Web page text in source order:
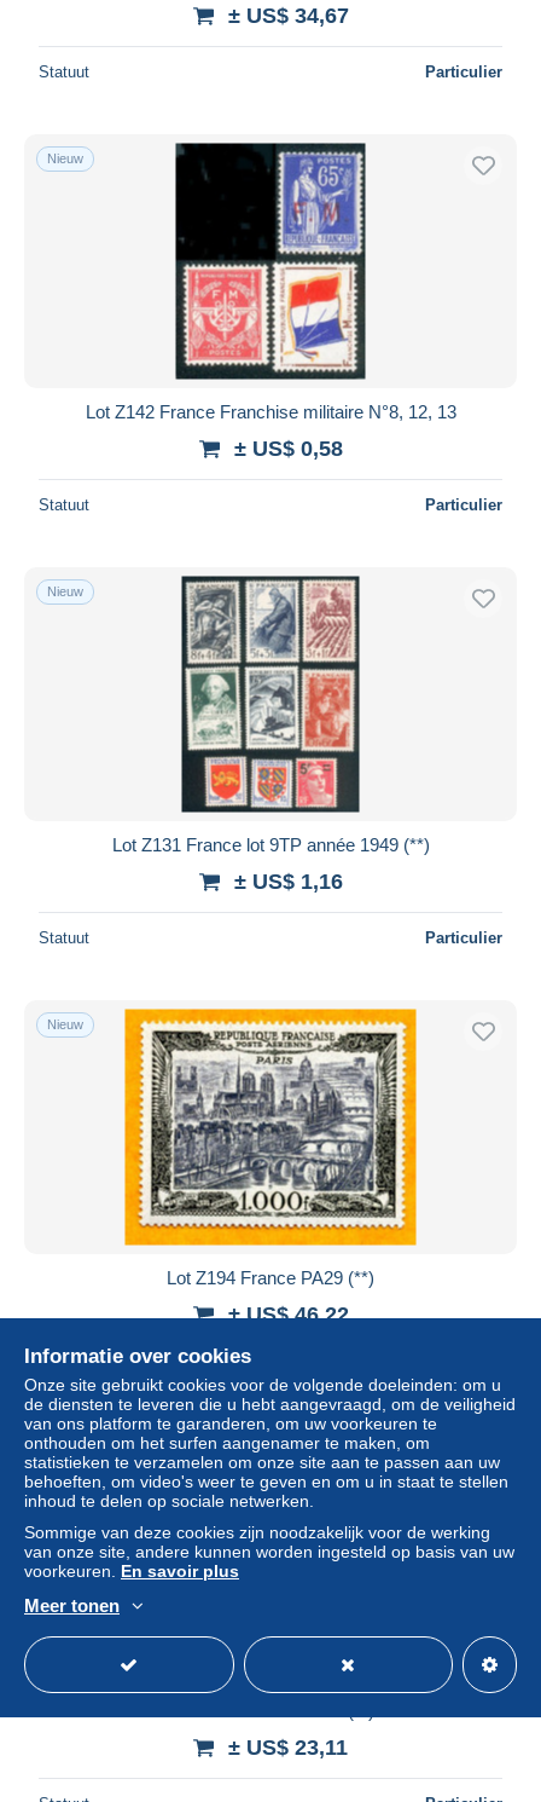
± US$ 34,67
Statuut Particulier
Nieuw
Lot Z142 France Franchise militaire N°8, 12, 13
± US$ 0,58
Statuut Particulier
Nieuw
Lot Z131 France lot 9TP année 1949 (**)
± US$ 1,16
Statuut Particulier
Nieuw
Lot Z194 France PA29 (**)
± US$ 46,22
Nieuw
± US$ 23,11
Informatie over cookies
Onze site gebruikt cookies voor de volgende doeleinden: om u
de diensten te leveren die u hebt aangevraagd, om de veiligheid
van ons platform te garanderen, om uw voorkeuren te
onthouden om het surfen aangenamer te maken, om
statistieken te verzamelen om onze site aan te passen aan uw
behoeften, om video's weer te geven en om u in staat te stellen
inhoud te delen op sociale netwerken.
Sommige van deze cookies zijn noodzakelijk voor de werking
van onze site, andere kunnen worden ingesteld op basis van uw
voorkeuren. En savoir plus
Meer tonen